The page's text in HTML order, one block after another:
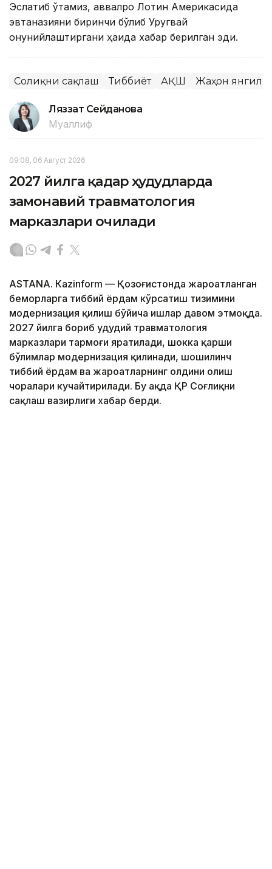
Эслатиб ўтамиз, аввалроқ Лотин Америкасида
эвтаназияни биринчи бўлиб Уругвай
қонунийлаштиргани ҳақида хабар берилган эди.
Соғлиқни сақлаш Тиббиёт АҚШ Жаҳон
Ляззат Сейданова
Муаллиф
09:08, 06 Август 2026
2027 йилга қадар ҳудудларда
замонавий травматология
марказлари очилади
ASTANА. Кazinform — Қозоғистонда жароҳатланган
беморларга тиббий ёрдам кўрсатиш тизимини
модернизация қилиш бўйича ишлар давом этмоқда.
2027 йилга бориб ҳудудий травматология
марказлари тармоғи яратилади, шокка қарши
бўлимлар модернизация қилинади, шошилинч
тиббий ёрдам ва жароҳатларнинг олдини олиш
чоралари кучайтирилади. Бу ҳақда ҚР Соғлиқни
сақлаш вазирлиги хабар берди.